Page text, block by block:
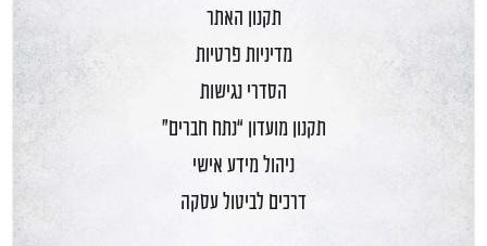
תקנון האתר
מדיניות פרטיות
הסדרי נגישות
תקנון מועדון “נתח חברים”
ניהול מידע אישי
דרכים לביטול עסקה